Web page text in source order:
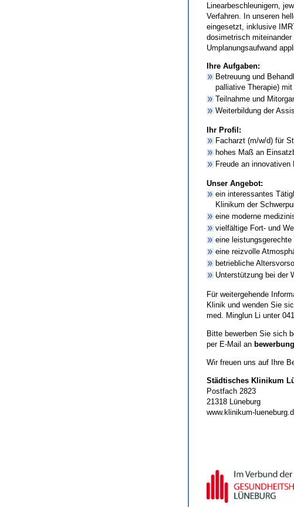
Linearbeschleunigern,
Verfahren. In unseren
eingesetzt, inklusive
dosimetrisch
Umplanungsaufwand
Ihre Aufgaben:
Betreuung und
palliative Therapie)
Teilnahme und
Weiterbildung der
Ihr Profil:
Facharzt (m/w/d) für
hohes Maß an
Freude an
Unser Angebot:
ein interessantes
Klinikum der
eine moderne
vielfältige Fort- und
eine
eine reizvolle
betriebliche
Unterstützung bei der
Für weitergehende
Klinik und wenden Sie
med. Minglun Li unter
Bitte bewerben Sie sich
per E-Mail an
Wir freuen uns auf Ihre
Städtisches Klinikum
Postfach 2823
21318 Lüneburg
www.klinikum-